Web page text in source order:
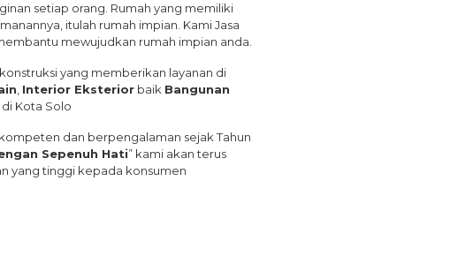
setiap orang. Rumah yang memiliki
itulah rumah impian. Kami Jasa
mewujudkan rumah impian anda.
yang memberikan layanan di
Interior Eksterior baik Bangunan
Kota Solo
dan berpengalaman sejak Tahun
Sepenuh Hati” kami akan terus
yang tinggi kepada konsumen